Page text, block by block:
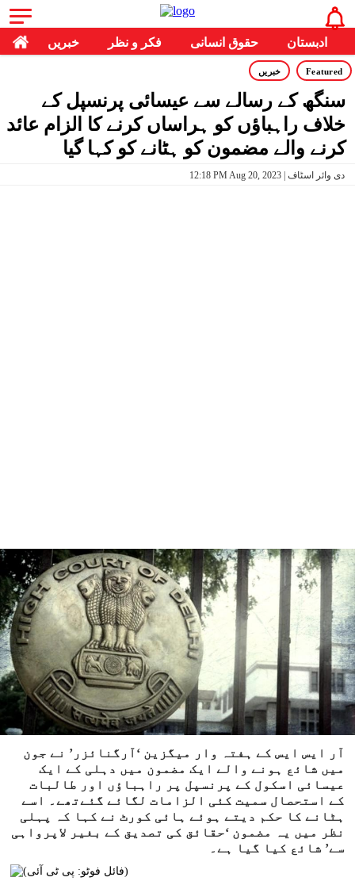
خبریں فکر و نظر حقوق انسانی ادبستان
Featured خبریں
سنگھ کے رسالے سے عیسائی پرنسپل کے
خلاف راہباؤں کو ہراساں کرنے کا الزام عائد
کرنے والے مضمون کو ہٹانے کو کہا گیا
12:18 PM Aug 20, 2023 | دی وائر اسٹاف
آر ایس ایس کے ہفتہ وار میگزین ‘آرگنائزر’ نے جون
میں شائع ہونے والے ایک مضمون میں دہلی کے ایک
عیسائی اسکول کے پرنسپل پر راہباؤں اور طالبات
کے استحصال سمیت کئی الزامات لگائے گئےتھے۔ اسے
ہٹانے کا حکم دیتے ہوئے ہائی کورٹ نے کہا کہ پہلی
نظر میں یہ مضمون ‘حقائق کی تصدیق کے بغیر لاپرواہی
سے’ شائع کیا گیا ہے۔